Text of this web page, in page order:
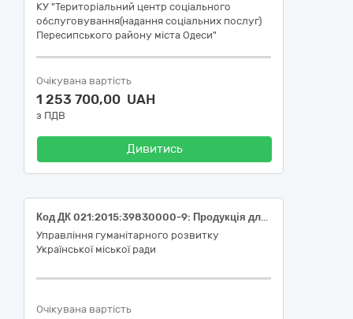
КУ "Територіальний центр соціального
обслуговування(надання соціальних послуг)
Пересипського району міста Одеси"
Очікувана вартість
1 253 700,00 UAH
з ПДВ
Дивитись
Код ДК 021:2015:39830000-9: Продукція для чищення (Миючі засоби та продукція для чищення)
Управління гуманітарного розвитку
Української міської ради
Очікувана вартість